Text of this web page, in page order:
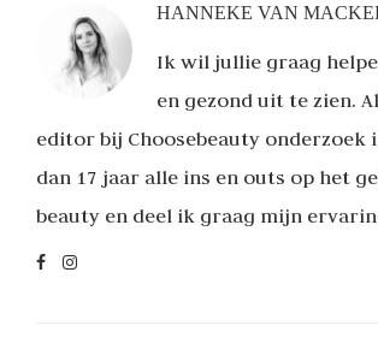
HANNEKE VAN
Ik wil jullie graag
en gezond uit te zien.
editor bij Choosebeauty onderzoek
dan 17 jaar alle ins en outs op het
beauty en deel ik graag mijn